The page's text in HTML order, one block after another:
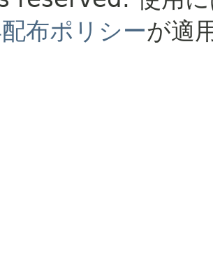
布ポリシーが適